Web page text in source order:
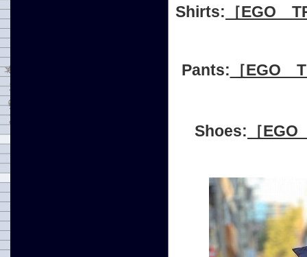
Shirts: ［EGO
Pants: ［EGO
Shoes: ［